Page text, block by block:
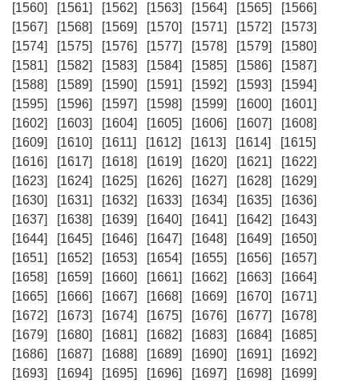
[1560]
[1561] [1562] [1563] [1564] [1565]
[1566]
[1567]
[1568] [1569] [1570] [1571] [1572]
[1573]
[1574]
[1575] [1576] [1577] [1578] [1579]
[1580]
[1581]
[1582] [1583] [1584] [1585] [1586]
[1587]
[1588]
[1589] [1590] [1591] [1592] [1593]
[1594]
[1595]
[1596] [1597] [1598] [1599] [1600]
[1601]
[1602]
[1603] [1604] [1605] [1606] [1607]
[1608]
[1609]
[1610] [1611] [1612] [1613] [1614]
[1615]
[1616]
[1617] [1618] [1619] [1620] [1621]
[1622]
[1623]
[1624] [1625] [1626] [1627] [1628]
[1629]
[1630]
[1631] [1632] [1633] [1634] [1635]
[1636]
[1637]
[1638] [1639] [1640] [1641] [1642]
[1643]
[1644]
[1645] [1646] [1647] [1648] [1649]
[1650]
[1651]
[1652] [1653] [1654] [1655] [1656]
[1657]
[1658]
[1659] [1660] [1661] [1662] [1663]
[1664]
[1665]
[1666] [1667] [1668] [1669] [1670]
[1671]
[1672]
[1673] [1674] [1675] [1676] [1677]
[1678]
[1679]
[1680] [1681] [1682] [1683] [1684]
[1685]
[1686]
[1687] [1688] [1689] [1690] [1691]
[1692]
[1693]
[1694] [1695] [1696] [1697] [1698]
[1699]